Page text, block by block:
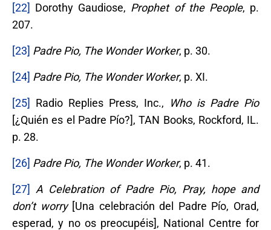
[22] Dorothy Gaudiose, Prophet of the People, p.
207.
[23] Padre Pio, The Wonder Worker, p. 30.
[24] Padre Pio, The Wonder Worker, p. XI.
[25] Radio Replies Press, Inc.,
Who is Padre Pio
[¿Quién es el Padre Pío?], TAN Books, Rockford, IL.
p. 28.
[26] Padre Pio, The Wonder Worker, p. 41.
[27]
A Celebration of Padre Pio, Pray, hope and
don’t worry[Una celebración del Padre Pío, Orad,
esperad, y no os preocupéis], National Centre for